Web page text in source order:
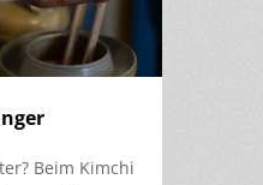
Beim Kimchi